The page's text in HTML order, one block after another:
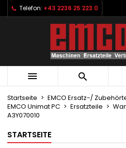
Telefon: +43 2236 25 223 0
 
Startseite EMCO Ersatz-/
EMCO Unimat PC
Ersatzteile
A3Y070010
STARTSEITE
Ihre Wunschlisten
Neue Liste anlegen
Wunschliste
Name der Wunschliste
Abbrechen
Anmelden
Sie müssen angemeldet sein,
Wunschliste hinzufügen zu